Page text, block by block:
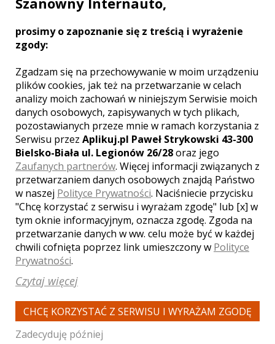
spojrzenia na starą wiedzę.
Zobacz więcej
Liczba pozycji:1
WOJEWÓDZTWO LUBUSKIE – ZOBACZ
LISTĘ KAMERZYSTÓW Z INNYCH
MIAST:
Wideofilmowanie Zielona Góra
Wideofilmowanie Gorzów
Wielkopolski
Wideofilmowanie Świebodzin
Wideofilmowanie Nowa Sól
prosimy o zapoznanie się z treścią i wyrażenie
zgody:
Zgadzam się na przechowywanie w moim urządzeniu
plików cookies, jak też na przetwarzanie w celach
analizy moich zachowań w niniejszym Serwisie moich
danych osobowych, zapisywanych w tych plikach,
pozostawianych przeze mnie w ramach korzystania z
Serwisu przez Aplikuj.pl Paweł Strykowski 43-300
Bielsko-Biała ul. Legionów 26/28oraz jego
Zaufanych partnerów. Więcej informacji związanych z
przetwarzaniem danych osobowych znajdą Państwo
w naszej Polityce Prywatności. Naciśniecie przycisku
"Chcę korzystać z serwisu i wyrażam zgodę" lub [x] w
tym oknie informacyjnym, oznacza zgodę. Zgoda na
przetwarzanie danych w ww. celu może być w każdej
chwili cofnięta poprzez link umieszczony w Polityce
Prywatności.
Czytaj więcej
CHCĘ KORZYSTAĆ Z SERWISU I WYRAŻAM ZGODĘ
Zadecyduję później